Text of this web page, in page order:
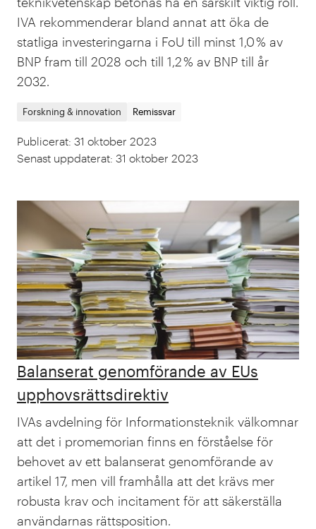
IVA rekommenderar bland annat att öka de
statliga investeringarna i FoU till minst 1,0 % av
BNP fram till 2028 och till 1,2 % av BNP till år
2032.
Forskning & innovation Remissvar
Publicerat: 31 oktober 2023
Senast uppdaterat: 31 oktober 2023
Balanserat genomförande av EUs
upphovsrättsdirektiv
IVAs avdelning för Informationsteknik välkomnar
att det i promemorian finns en förståelse för
behovet av ett balanserat genomförande av
artikel 17, men vill framhålla att det krävs mer
robusta krav och incitament för att säkerställa
användarnas rättsposition.